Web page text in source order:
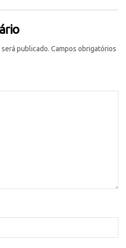
publicado. Campos obrigatórios